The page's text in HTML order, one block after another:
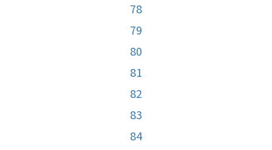
78
79
80
81
82
83
84